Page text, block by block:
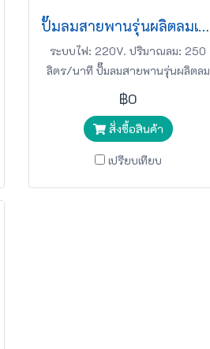
ปั๊มลมสายพานรุ่นผลิตลมเร็ว BIGAIR รุ่น BAB-30020
ระบบไฟ: 220V. ปริมาณลม: 250
ลิตร/นาที ปั๊มลมสายพานรุ่นผลิตลม
เร็ว BIGAIR
฿0
สั่งซื้อสินค้า
เปรียบเทียบ